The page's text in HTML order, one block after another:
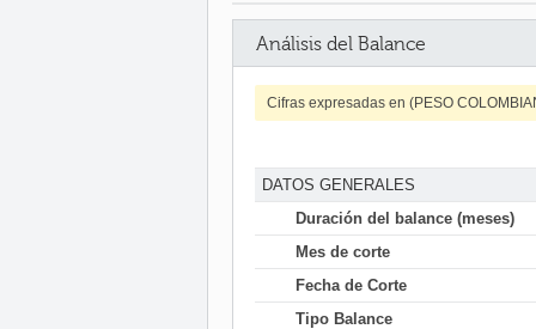
Análisis del Balance
Cifras expresadas en (PESO
DATOS GENERALES
Duración del balance (meses)
Mes de corte
Fecha de Corte
Tipo Balance